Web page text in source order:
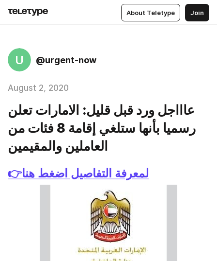
About Teletype Join
U @urgent-now
August 2, 2020
عاااجل ورد قبل قليل: الامارات تعلن
رسميا بأنها ستلغي إقامة 8 فئات من
العاملين والمقيمين
👉لمعرفة التفاصيل اضغط هنا